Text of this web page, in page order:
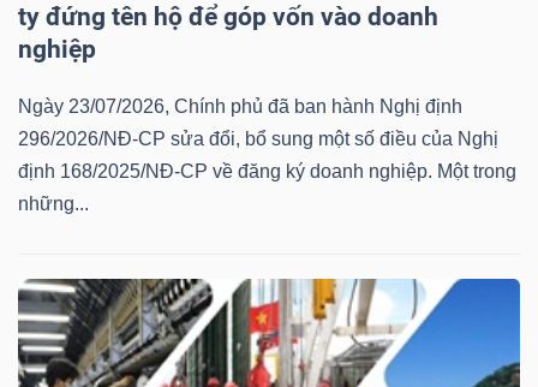
ty đứng tên hộ để góp vốn vào doanh
nghiệp
Ngày 23/07/2026, Chính phủ đã ban hành Nghị định
296/2026/NĐ-CP sửa đổi, bổ sung một số điều của Nghị
định 168/2025/NĐ-CP về đăng ký doanh nghiệp. Một trong
những...